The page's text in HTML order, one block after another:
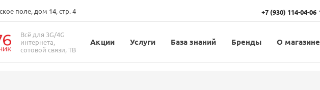
поле, дом 14, стр. 4 +7 (930) 114-04-06
Всё для 3G/4G
интернета,
сотовой связи, ТВ
Акции Услуги База знаний Бренды О магазине